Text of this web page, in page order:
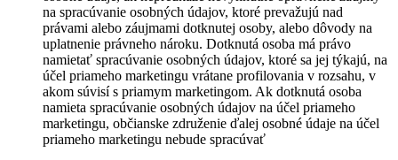
na spracúvanie osobných údajov, ktoré prevažujú nad
právami alebo záujmami dotknutej osoby, alebo dôvody na
uplatnenie právneho nároku. Dotknutá osoba má právo
namietať spracúvanie osobných údajov, ktoré sa jej týkajú, na
účel priameho marketingu vrátane profilovania v rozsahu, v
akom súvisí s priamym marketingom. Ak dotknutá osoba
namieta spracúvanie osobných údajov na účel priameho
marketingu, občianske združenie ďalej osobné údaje na účel
priameho marketingu nebude spracúvať